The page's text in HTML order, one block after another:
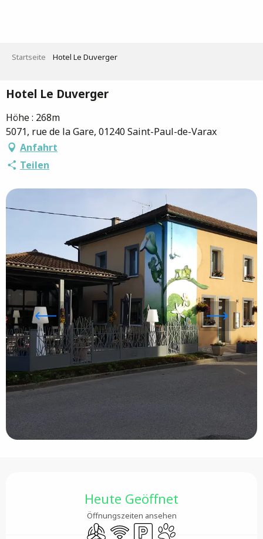
Startseite Hotel Le Duverger
Hotel Le Duverger
Höhe : 268m
5071, rue de la Gare, 01240 Saint-Paul-de-Varax
Anfahrt
Teilen
Heute Geöffnet
Öffnungszeiten ansehen
Klimaanlage
Wi-Fi ParkplatzTiere erlaubt